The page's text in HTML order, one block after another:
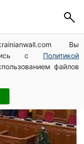
Вы
с Политикой
файлов